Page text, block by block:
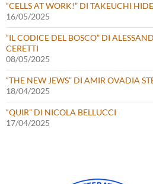
“CELLS AT WORK!” DI TAKEUCHI
16/05/2025
“IL CODICE DEL BOSCO” DI
CERETTI
08/05/2025
“THE NEW JEWS” DI AMIR OVADIA
18/04/2025
“QUIR” DI NICOLA BELLUCCI
17/04/2025